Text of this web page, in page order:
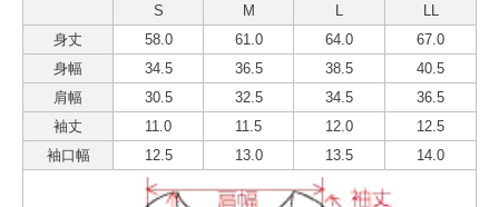
S
M
身丈
58.0 61.0 64.0
67.0
身幅
34.5 36.5 38.5
40.5
肩幅
30.5 32.5 34.5
36.5
袖丈
11.0 11.5 12.0
12.5
袖口幅
12.5 13.0 13.5 14.0